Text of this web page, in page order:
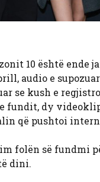
10 është ende
audio e
se kush e
fundit, dy
që pushtoi
folën së fundmi
dini.